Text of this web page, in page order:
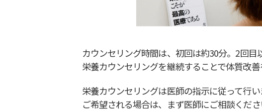
カウンセリング時間は、初回は約30分。2回目
栄養カウンセリングを継続することで体質改善
栄養カウンセリングは医師の指示に従って行い
ご希望される場合は、まず医師にご相談くださ